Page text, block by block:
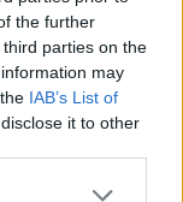
the further
parties on the
may
IAB’s List of
it to other
Svar